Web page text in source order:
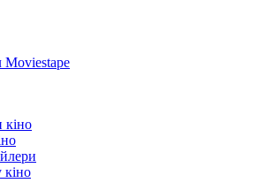
кіно